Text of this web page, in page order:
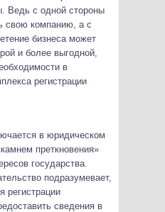
Ведь с одной стороны
свою компанию, а с
бизнеса может
и более выгодной,
в
регистрации
в юридическом
преткновения»
государства.
подразумевает,
регистрации
сведения в